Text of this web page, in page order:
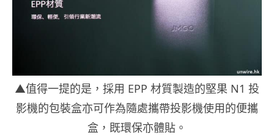
▲值得一提的是，採用 EPP 材質製造的堅果 N1 投
影機的包裝盒亦可作為隨處攜帶投影機使用的便攜
盒，既環保亦體貼。